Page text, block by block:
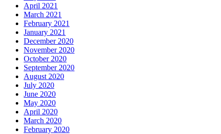
April 2021
March 2021
February 2021
January 2021
December 2020
November 2020
October 2020
September 2020
August 2020
July 2020
June 2020
May 2020
April 2020
March 2020
February 2020